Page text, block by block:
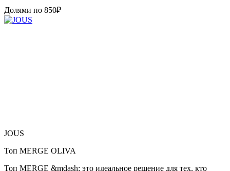
Долями по 850₽
JOUS
Топ MERGE OLIVA
Топ MERGE &mdash; это идеальное решение для тех, кто